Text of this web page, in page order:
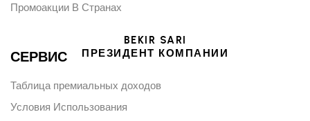
BEKIR SARI
ПРЕЗИДЕНТ КОМПАНИИ
Промоакции В Странах
СЕРВИС
Таблица премиальных доходов
Условия Использования